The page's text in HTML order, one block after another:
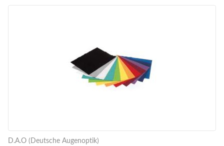
D.A.O (Deutsche Augenoptik)